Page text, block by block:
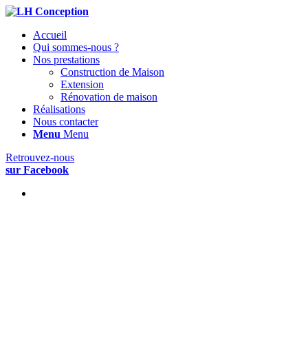
Accueil
Qui sommes-nous ?
Nos prestations
Construction de Maison
Extension
Rénovation de maison
Réalisations
Nous contacter
Menu Menu
Retrouvez-nous
sur Facebook